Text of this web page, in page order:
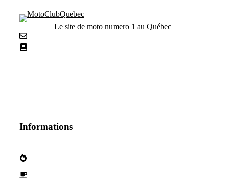
Le site de moto numero 1 au Québec
Informations